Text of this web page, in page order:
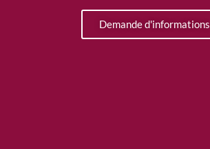
Demande d'informations